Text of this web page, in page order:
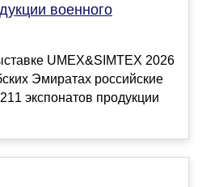
военного
UMEX&SIMTEX 2026
Эмиратах российские
экспонатов продукции